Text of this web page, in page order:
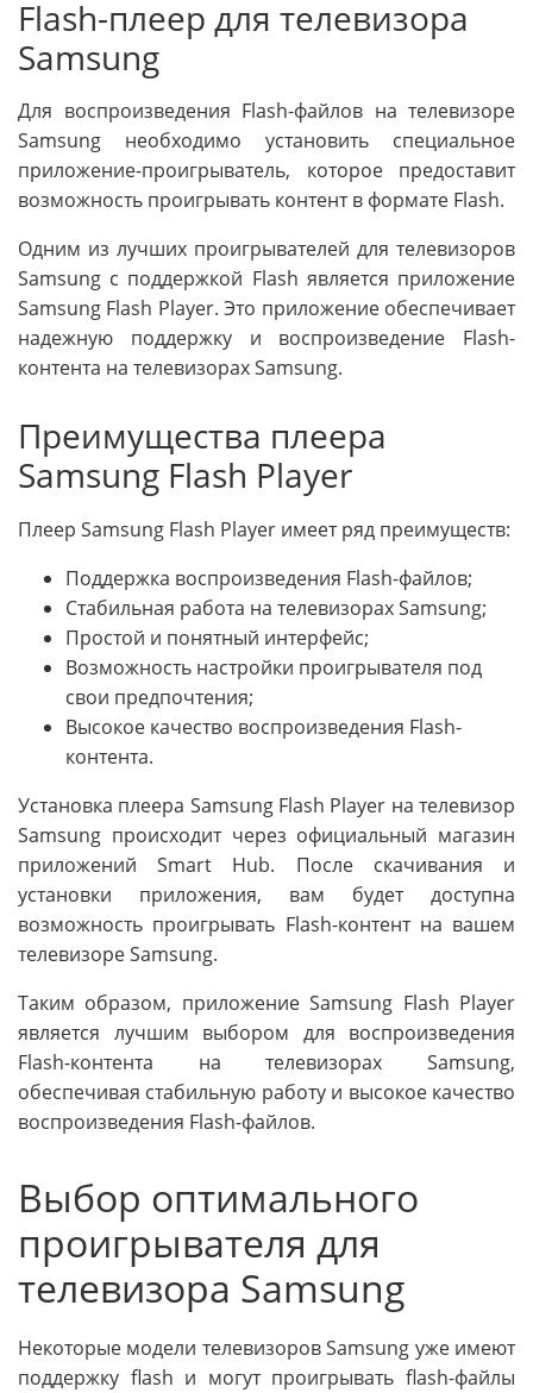
Flash-плеер для телевизора
Samsung
Для воспроизведения Flash-файлов на телевизоре
Samsung необходимо установить специальное
приложение-проигрыватель, которое предоставит
возможность проигрывать контент в формате Flash.
Одним из лучших проигрывателей для телевизоров
Samsung с поддержкой Flash является приложение
Samsung Flash Player. Это приложение обеспечивает
надежную поддержку и воспроизведение Flash-
контента на телевизорах Samsung.
Преимущества плеера
Samsung Flash Player
Плеер Samsung Flash Player имеет ряд преимуществ:
Поддержка воспроизведения Flash-файлов;
Стабильная работа на телевизорах Samsung;
Простой и понятный интерфейс;
Возможность настройки проигрывателя под
свои предпочтения;
Высокое качество воспроизведения Flash-
контента.
Установка плеера Samsung Flash Player на телевизор
Samsung происходит через официальный магазин
приложений Smart Hub. После скачивания и
установки приложения, вам будет доступна
возможность проигрывать Flash-контент на вашем
телевизоре Samsung.
Таким образом, приложение Samsung Flash Player
является лучшим выбором для воспроизведения
Flash-контента на телевизорах Samsung,
обеспечивая стабильную работу и высокое качество
воспроизведения Flash-файлов.
Выбор оптимального
проигрывателя для
телевизора Samsung
Некоторые модели телевизоров Samsung уже имеют
поддержку flash и могут проигрывать flash-файлы